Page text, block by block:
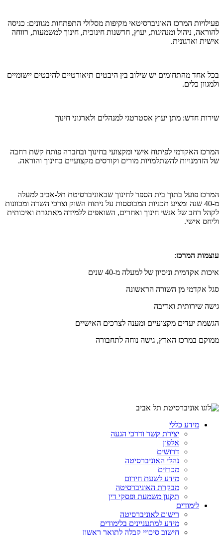
פעילויות המרכז האוניברסיטאי מקיפות מסלולי התפתחות מגוונים: כניסה
להוראה, ניהול ומנהיגות, יעוץ, חדשנות חינוכית, חינוך למשמעות, רווחה
אישית וארגונית.
בכל אחד מהתחומים יש שילוב בין היבטים תיאורטיים להיבטים יישומיים
ולמגוון כלים.
שירות חדש: מתן יעוץ אסטרטגי למנהלים ולארגוני חינוך
המרכז האקדמי לפיתוח אישי ומקצועי בחינוך ובחברה פותח קשת רחבה
של הזדמנויות להשתלמויות מורים וקורסים מקצועיים בחינוך והוראה.
המרכז פועל בתוך בית הספר לחינוך שבאוניברסיטת תל-אביב למעלה
מ-40 שנה ומציע תכניות המבוססות על ניתוח השוק וצרכי השדה ומכוונות
לקהל רחב של אנשי חינוך ואחרים, השואפים ללמידה מאתגרת ואיכותית
וליחס אישי.
עוצמות המרכז:
איכות אקדמית וניסיון של למעלה מ-40 שנים
סגל אקדמי מן השורה הראשונה
גישה שירותית ואדיבה
הגשמת יעדים מקצועיים ומענה לצרכים האישיים
ממוקם במרכז הארץ, גישה נוחה לתחבורה
מידע כללי
יצירת קשר ודרכי הגעה
אלפון
דרושים
נהלי האוניברסיטה
מכרזים
מידע לשעת חירום
מבקרת האוניברסיטה
תקנון משמעת ופסקי דין
לימודים
רישום לאוניברסיטה
מידע למתעניינים בלימודים
חישוב סיכויי קבלה לתואר ראשון